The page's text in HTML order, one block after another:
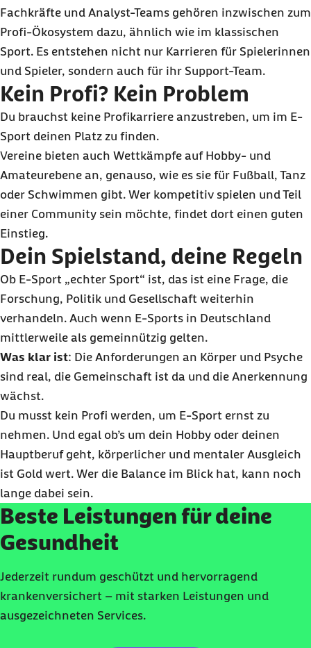
Fachkräfte und Analyst-Teams gehören inzwischen zum
Profi-Ökosystem dazu, ähnlich wie im klassischen
Sport. Es entstehen nicht nur Karrieren für Spielerinnen
und Spieler, sondern auch für ihr Support-Team.
Kein Profi? Kein Problem
Du brauchst keine Profikarriere anzustreben, um im E-
Sport deinen Platz zu finden.
Vereine bieten auch Wettkämpfe auf Hobby- und
Amateurebene an, genauso, wie es sie für Fußball, Tanz
oder Schwimmen gibt. Wer kompetitiv spielen und Teil
einer Community sein möchte, findet dort einen guten
Einstieg.
Dein Spielstand, deine Regeln
Ob E-Sport „echter Sport“ ist, das ist eine Frage, die
Forschung, Politik und Gesellschaft weiterhin
verhandeln. Auch wenn E-Sports in Deutschland
mittlerweile als gemeinnützig gelten.
Was klar ist: Die Anforderungen an Körper und Psyche
sind real, die Gemeinschaft ist da und die Anerkennung
wächst.
Du musst kein Profi werden, um E-Sport ernst zu
nehmen. Und egal ob’s um dein Hobby oder deinen
Hauptberuf geht, körperlicher und mentaler Ausgleich
ist Gold wert. Wer die Balance im Blick hat, kann noch
lange dabei sein.
Beste Leistungen für deine
Gesundheit
Jederzeit rundum geschützt und hervorragend
krankenversichert – mit starken Leistungen und
ausgezeichneten Services.